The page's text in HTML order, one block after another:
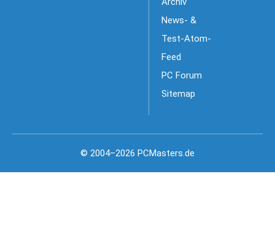
News- &
Test-Atom-
Feed
PC Forum
Sitemap
© 2004–2026 PCMasters.de